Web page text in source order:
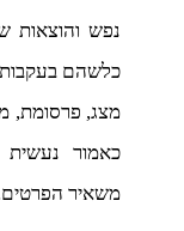
נפש והוצאות
כלשהם בעקבות
מצג, פרסומת,
כאמור נעשית
משאיר